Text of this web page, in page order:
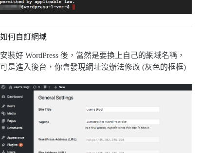
如何自訂網域
安裝好 WordPress 後，當然是要換上自己的網域名稱，
可是進入後台，你會發現網址沒辦法修改 (灰色的框框)